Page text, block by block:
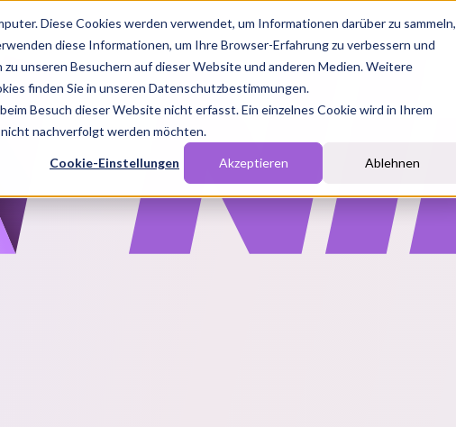
Diese Cookies werden verwendet, um Informationen darüber zu sammeln,
diese Informationen, um Ihre Browser-Erfahrung zu verbessern und
unseren Besuchern auf dieser Website und anderen Medien. Weitere
finden Sie in unseren Datenschutzbestimmungen.
Besuch dieser Website nicht erfasst. Ein einzelnes Cookie wird in Ihrem
nachverfolgt werden möchten.
Cookie-Einstellungen Akzeptieren Ablehnen